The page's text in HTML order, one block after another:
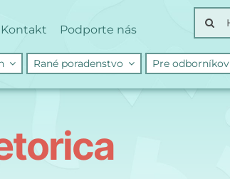
Kontakt Podporte nás
Search
for:
Rané poradenstvo Pre odborníkov